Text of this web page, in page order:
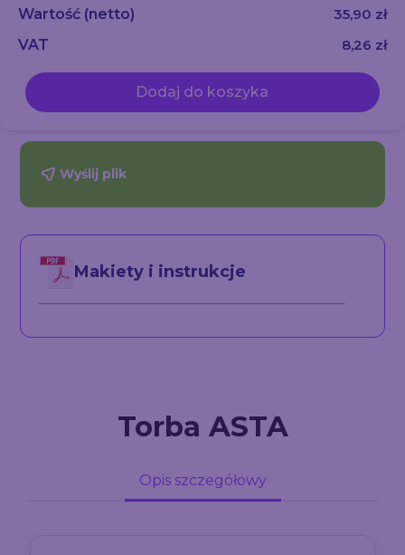
Wartość (netto)
35,90 zł
VAT
8,26 zł
Dodaj do koszyka
Wyślij plik
Makiety i instrukcje
Torba ASTA
Opis szczegółowy